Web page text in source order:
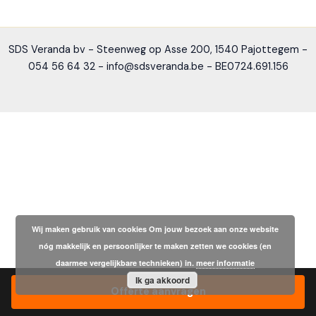
SDS Veranda bv - Steenweg op Asse 200, 1540 Pajottegem -
054 56 64 32 - info@sdsveranda.be - BE0724.691.156
Offerte aanvragen
Wij maken gebruik van cookies Om jouw bezoek aan onze website
nóg makkelijk en persoonlijker te maken zetten we cookies (en
daarmee vergelijkbare technieken) in.meer informatie
Ik ga akkoord